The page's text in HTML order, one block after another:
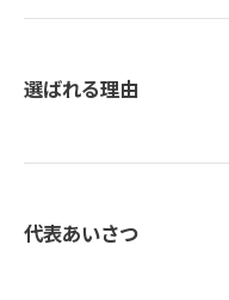
選ばれる理由
代表あいさつ